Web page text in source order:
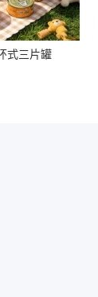
式三片罐